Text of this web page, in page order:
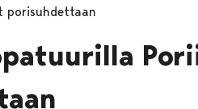
porisuhdettaan